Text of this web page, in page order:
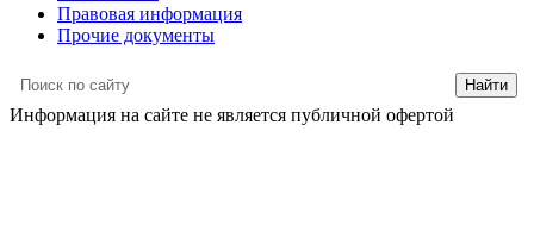
Правовая информация
Прочие документы
Информация на сайте не является публичной офертой